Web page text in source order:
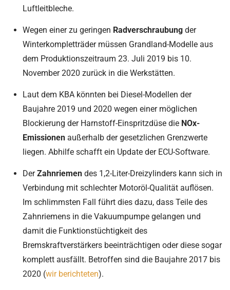
Luftleitbleche.
Wegen einer zu geringen Radverschraubung der
Winterkompletträder müssen Grandland-Modelle aus
dem Produktionszeitraum 23. Juli 2019 bis 10.
November 2020 zurück in die Werkstätten.
Laut dem KBA könnten bei Diesel-Modellen der
Baujahre 2019 und 2020 wegen einer möglichen
Blockierung der Harnstoff-Einspritzdüse die NOx-
Emissionenaußerhalb der gesetzlichen Grenzwerte
liegen. Abhilfe schafft ein Update der ECU-Software.
DerZahnriemen des 1,2-Liter-Dreizylinders kann sich in
Verbindung mit schlechter Motoröl-Qualität auflösen.
Im schlimmsten Fall führt dies dazu, dass Teile des
Zahnriemens in die Vakuumpumpe gelangen und
damit die Funktionstüchtigkeit des
Bremskraftverstärkers beeinträchtigen oder diese sogar
komplett ausfällt. Betroffen sind die Baujahre 2017 bis
2020 (wir berichteten).